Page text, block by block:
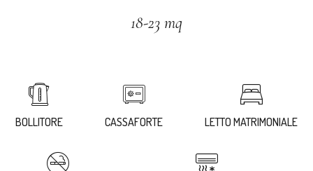
18-23 mq
BOLLITORE CASSAFORTE LETTO MATRIMONIALE